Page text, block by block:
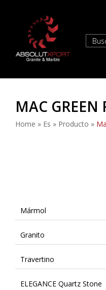
MAC GREEN
Home » Es » Producto »
Mármol
Granito
Travertino
ELEGANCE Quartz Stone